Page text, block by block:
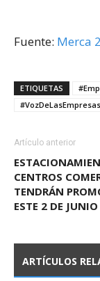
Fuente: Merca
ETIQUETAS
#VozDeLasEmpresas
Artículo anterior
CENTROS
TENDRÁN
ESTE 2 DE JUNIO
ARTÍCULOS